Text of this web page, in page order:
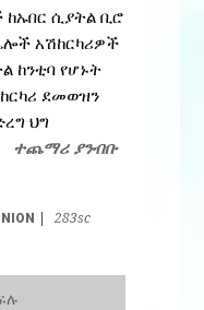
ከኡበር ሲያትል ቢሮ
አሽከርካሪዎች
ከንቲባ የሆኑት
ደመወዝን
ህግ
ተጨማሪ ያንብቡ
283sc